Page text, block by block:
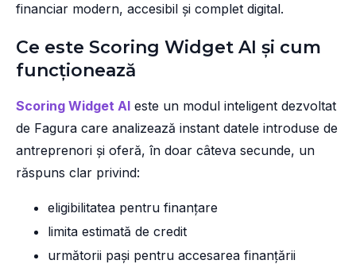
financiar modern, accesibil și complet digital.
Ce este Scoring Widget AI și cum
funcționează
Scoring Widget AI este un modul inteligent dezvoltat
de Fagura care analizează instant datele introduse de
antreprenori și oferă, în doar câteva secunde, un
răspuns clar privind:
eligibilitatea pentru finanțare
limita estimată de credit
următorii pași pentru accesarea finanțării